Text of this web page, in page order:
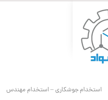
استخدام جوشکاری – استخدام مهندس